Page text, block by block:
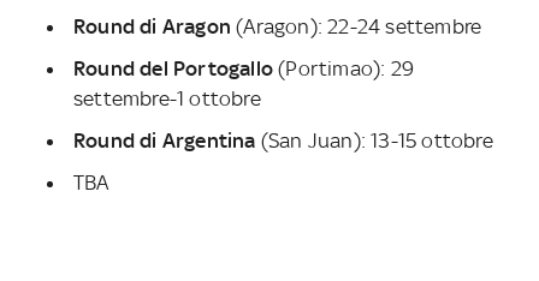
Round di Aragon (Aragon): 22-24 settembre
Round del Portogallo (Portimao): 29
settembre-1 ottobre
Round di Argentina (San Juan): 13-15 ottobre
TBA